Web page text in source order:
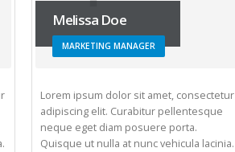
Melissa Doe
MARKETING MANAGER
Lorem ipsum dolor sit amet, consectetur
adipiscing elit. Curabitur pellentesque
neque eget diam posuere porta.
Quisque ut nulla at nunc vehicula lacinia.